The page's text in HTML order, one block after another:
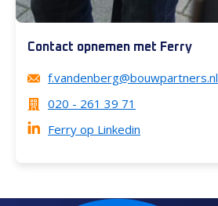
Contact opnemen met Ferry
f.vandenberg@bouwpartners.nl
020 - 261 39 71
Ferry op Linkedin